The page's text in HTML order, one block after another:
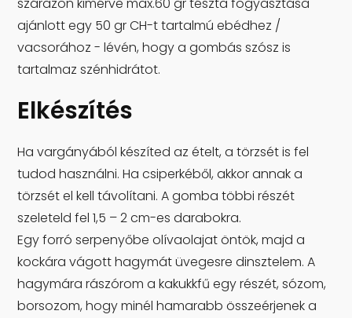
szárazon kimérve max.60 gr tészta fogyasztása
ajánlott egy 50 gr CH-t tartalmú ebédhez /
vacsorához - lévén, hogy a gombás szósz is
tartalmaz szénhidrátot.
Elkészítés
Ha vargányából készíted az ételt, a törzsét is fel
tudod használni. Ha csiperkéből, akkor annak a
törzsét el kell távolítani. A gomba többi részét
szeleteld fel 1,5 – 2 cm-es darabokra.
Egy forró serpenyőbe olívaolajat öntök, majd a
kockára vágott hagymát üvegesre dinsztelem. A
hagymára rászórom a kakukkfű egy részét, sózom,
borsozom, hogy minél hamarabb összeérjenek a